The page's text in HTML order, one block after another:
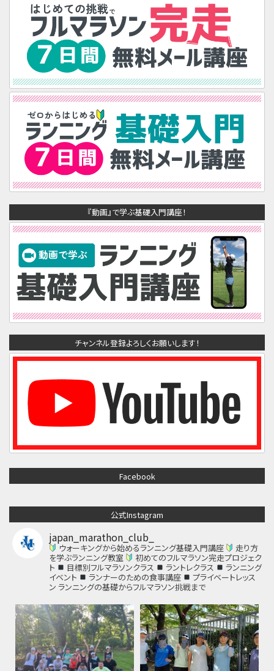
『動画』で学ぶ基礎入門講座！
チャンネル登録よろしくお願いします！
Facebook
公式Instagram
japan_marathon_club_
ウォーキングから始めるランニング基礎入門講座
走り方
を学ぶランニング教室
初めてのフルマラソン完走プロジェク
ト
目標別フルマラソンクラス ラントレクラス
ランニング
イベント
ランナーのための食事講座
プライベートレッス
ン ランニングの基礎からフルマラソン挑戦まで